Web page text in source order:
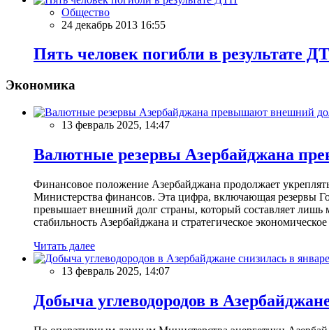
Общество
24 декабрь 2013 16:55
Пять человек погибли в результате
Экономика
13 февраль 2025, 14:47
Валютные резервы Азербайджана
Финансовое положение Азербайджана продолжает
Министерства финансов. Эта цифра, включающая резервы
превышает внешний долг страны, который составляет лишь
стабильность Азербайджана и стратегическое
Читать далее
13 февраль 2025, 14:07
Добыча углеводородов в